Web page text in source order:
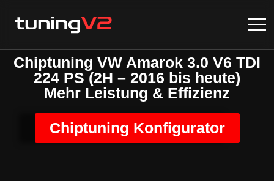
Chiptuning VW Amarok 3.0 V6 TDI
224 PS (2H – 2016 bis heute)
Mehr Leistung & Effizienz
Chiptuning Konfigurator